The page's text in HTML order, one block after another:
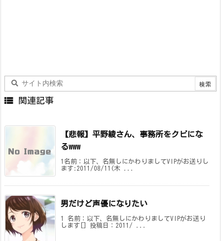
 関連記事
【悲報】平野綾さん、事務所をクビにな
るwww
1名前：以下、名無しにかわりましてVIPがお送りし
ます:2011/08/11(木 ...
男だけど声優になりたい
1 名前：以下、名無しにかわりましてVIPがお送り
します[] 投稿日：2011/ ...